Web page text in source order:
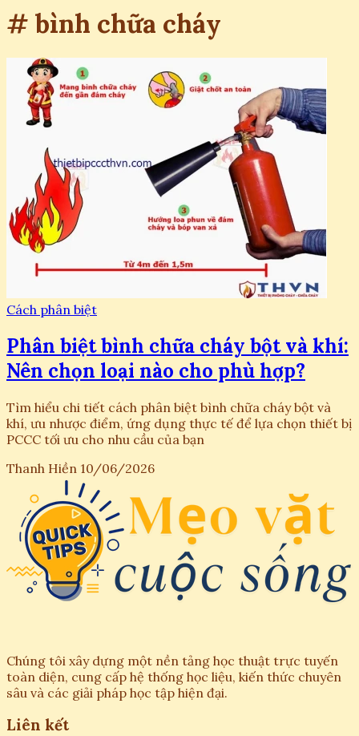
# bình chữa cháy
Cách phân biệt
Phân biệt bình chữa cháy bột và khí:
Nên chọn loại nào cho phù hợp?
Tìm hiểu chi tiết cách phân biệt bình chữa cháy bột và
khí, ưu nhược điểm, ứng dụng thực tế để lựa chọn thiết bị
PCCC tối ưu cho nhu cầu của bạn
Thanh Hiền 10/06/2026
Chúng tôi xây dựng một nền tảng học thuật trực tuyến
toàn diện, cung cấp hệ thống học liệu, kiến thức chuyên
sâu và các giải pháp học tập hiện đại.
Liên kết